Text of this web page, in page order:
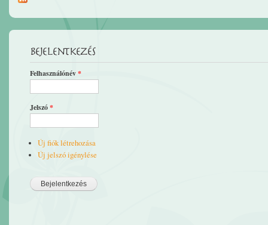
Bejelentkezés
Felhasználónév*
Jelszó*
Új fiók létrehozása
Új jelszó igénylése